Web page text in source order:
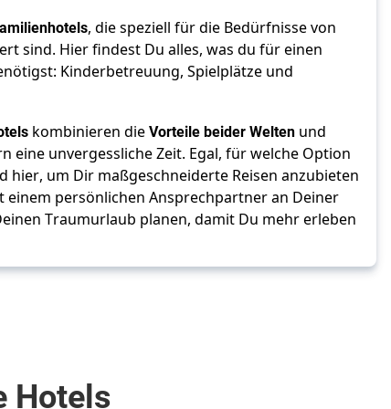
, die speziell für die Bedürfnisse von
sind. Hier findest Du alles, was du für einen
Kinderbetreuung, Spielplätze und
kombinieren die Vorteile beider Welten und
eine unvergessliche Zeit. Egal, für welche Option
hier, um Dir maßgeschneiderte Reisen anzubieten
einem persönlichen Ansprechpartner an Deiner
Traumurlaub planen, damit Du mehr erleben
Hotels